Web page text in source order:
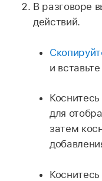
В разговоре
действий.
и
Коснитесь
для
затем